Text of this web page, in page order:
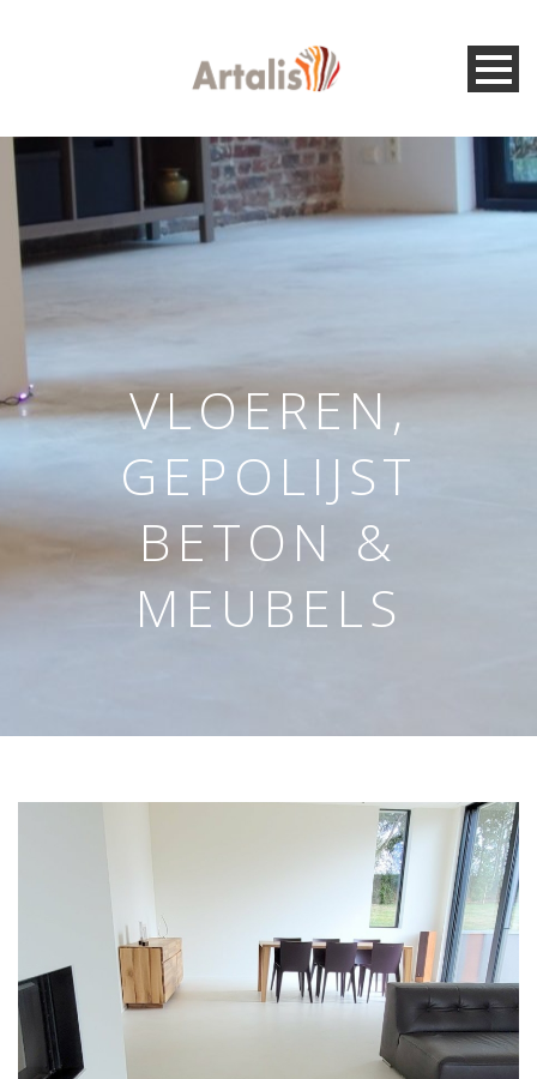
VLOEREN,
GEPOLIJST
BETON &
MEUBELS